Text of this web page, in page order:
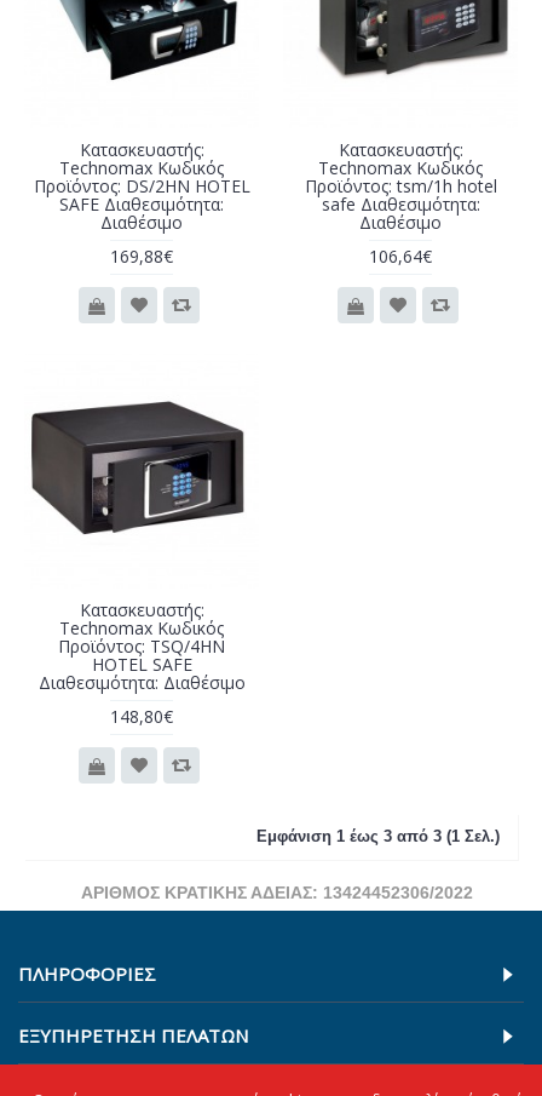
Κατασκευαστής:
Technomax Κωδικός
Προϊόντος: DS/2HN HOTEL
SAFE Διαθεσιμότητα:
Διαθέσιμο
169,88€
Κατασκευαστής:
Technomax Κωδικός
Προϊόντος: tsm/1h hotel
safe Διαθεσιμότητα:
Διαθέσιμο
106,64€
Κατασκευαστής:
Technomax Κωδικός
Προϊόντος: TSQ/4HN
HOTEL SAFE
Διαθεσιμότητα: Διαθέσιμο
148,80€
Εμφάνιση 1 έως 3 από 3 (1 Σελ.)
ΑΡΙΘΜΟΣ ΚΡΑΤΙΚΗΣ ΑΔΕΙΑΣ: 13424452306/2022
ΠΛΗΡΟΦΟΡΊΕΣ
ΕΞΥΠΗΡΕΤΗΣΗ ΠΕΛΑΤΩΝ